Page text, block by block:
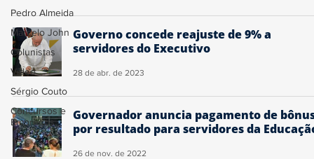
Pedro Almeida
Marcelo John
Colunistas
Vídeo
Sérgio Couto
Concursos e
Empregos
Governo concede reajuste de 9% a
servidores do Executivo
28 de abr. de 2023
Governador anuncia pagamento de
por resultado para servidores da
26 de nov. de 2022